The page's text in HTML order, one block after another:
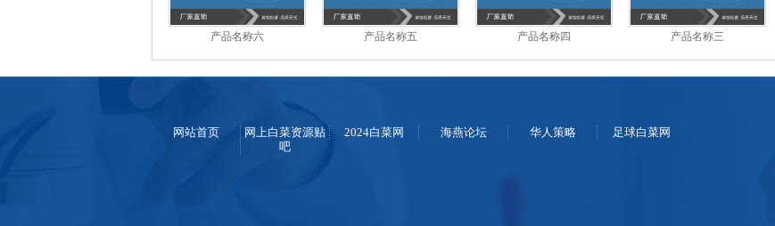
产品名称六 产品名称五 产品名称四 产品名称三
网站首页
网上白菜资源贴
吧
2024白菜网 海燕论坛 华人策略 足球白菜网